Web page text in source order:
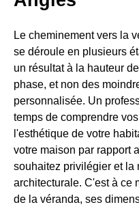
Le cheminement vers la
se déroule en plusieurs
un résultat à la hauteur
phase, et non des
personnalisée. Un
temps de comprendre
l'esthétique de votre
votre maison par rapport
souhaitez privilégier et la
architecturale. C'est à ce
de la véranda, ses